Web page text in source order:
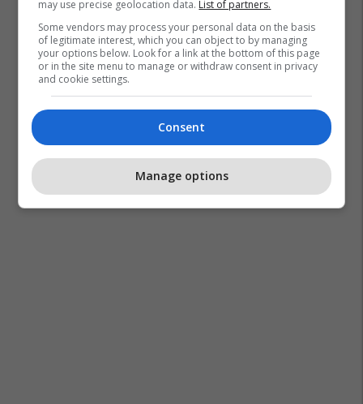
may use precise geolocation data. List of partners.
Some vendors may process your personal data on the basis
of legitimate interest, which you can object to by managing
your options below. Look for a link at the bottom of this page
or in the site menu to manage or withdraw consent in privacy
and cookie settings.
Consent
Manage options